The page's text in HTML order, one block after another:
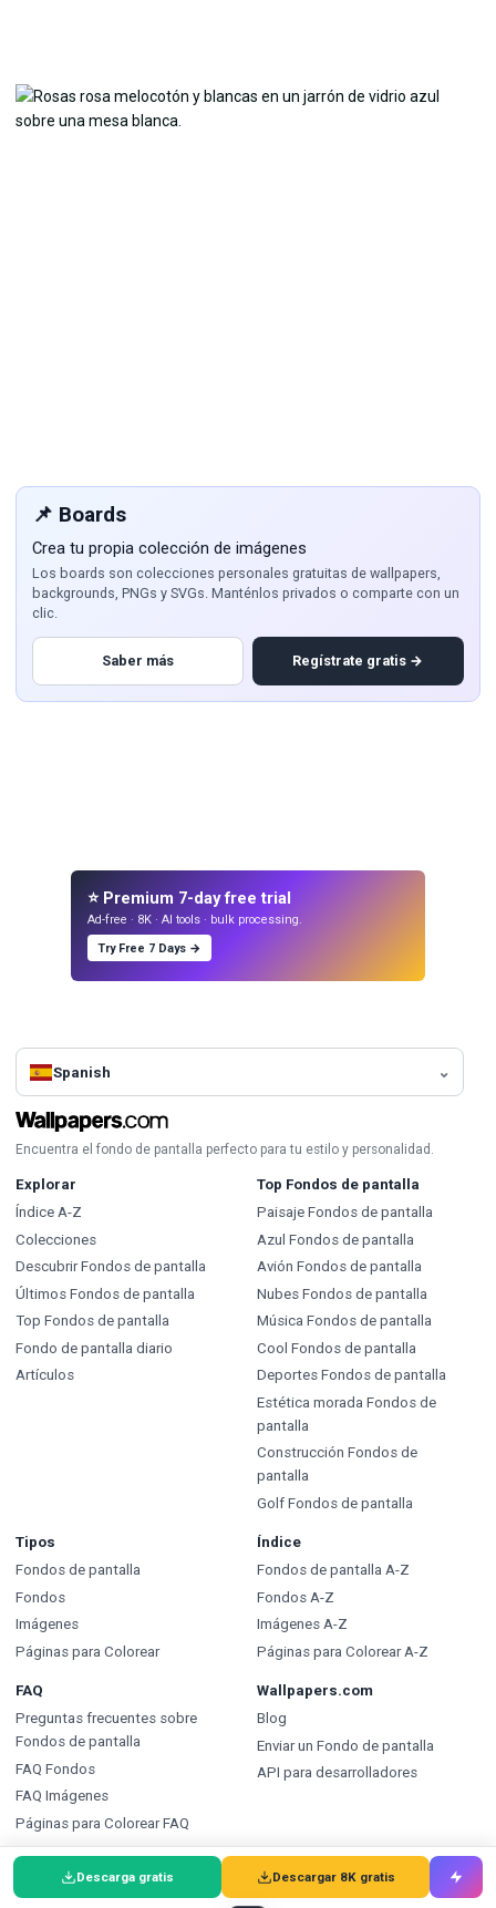
📌 Boards
Crea tu propia colección de imágenes
Los boards son colecciones personales gratuitas de wallpapers,
backgrounds, PNGs y SVGs. Manténlos privados o comparte con un
clic.
Saber más Regístrate gratis →
Descarga gratis Descargar 8K gratis
⭐ Premium 7-day free trial
Ad-free · 8K · AI tools · bulk processing.
Try Free 7 Days →
Spanish
Encuentra el fondo de pantalla perfecto para tu estilo y personalidad.
Explorar
Índice A-Z
Colecciones
Descubrir Fondos de pantalla
Últimos Fondos de pantalla
Top Fondos de pantalla
Fondo de pantalla diario
Artículos
Top Fondos de pantalla
Paisaje Fondos de pantalla
Azul Fondos de pantalla
Avión Fondos de pantalla
Nubes Fondos de pantalla
Música Fondos de pantalla
Cool Fondos de pantalla
Deportes Fondos de pantalla
Estética morada Fondos de
pantalla
Construcción Fondos de
pantalla
Golf Fondos de pantalla
Tipos
Fondos de pantalla
Fondos
Imágenes
Páginas para Colorear
Índice
Fondos de pantalla A-Z
Fondos A-Z
Imágenes A-Z
Páginas para Colorear A-Z
FAQ
Preguntas frecuentes sobre
Fondos de pantalla
FAQ Fondos
FAQ Imágenes
Páginas para Colorear FAQ
Wallpapers.com
Blog
Enviar un Fondo de pantalla
API para desarrolladores
🌐 Wallpapers